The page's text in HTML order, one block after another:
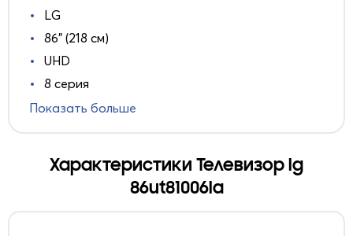
LG
86" (218 см)
UHD
8 серия
Показать больше
Характеристики Телевизор lg
86ut81006la